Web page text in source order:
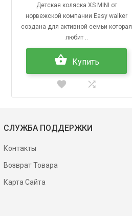
Детская коляска XS MINI от
норвежской компании Easy walker
создана для активной семьи которая
любит ..
Купить
СЛУЖБА ПОДДЕРЖКИ
Контакты
Возврат Товара
Карта Сайта